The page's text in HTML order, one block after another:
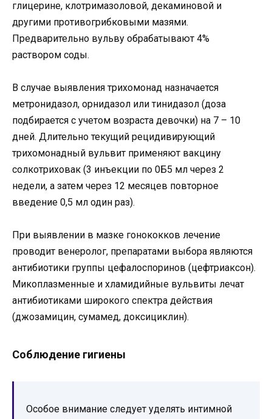
глицерине, клотримазоловой, декаминовой и
другими противогрибковыми мазями.
Предварительно вульву обрабатывают 4%
раствором соды.
В случае выявления трихомонад назначается
метронидазол, орнидазол или тинидазол (доза
подбирается с учетом возраста девочки) на 7 – 10
дней. Длительно текущий рецидивирующий
трихомонадный вульвит применяют вакцину
солкотриховак (3 инъекции по 0Б5 мл через 2
недели, а затем через 12 месяцев повторное
введение 0,5 мл один раз).
При выявлении в мазке гонококков лечение
проводит венеролог, препаратами выбора являются
антибиотики группы цефалоспоринов (цефтриаксон).
Микоплазменные и хламидийные вульвиты лечат
антибиотиками широкого спектра действия
(джозамицин, сумамед, доксициклин).
Соблюдение гигиены
Особое внимание следует уделять интимной